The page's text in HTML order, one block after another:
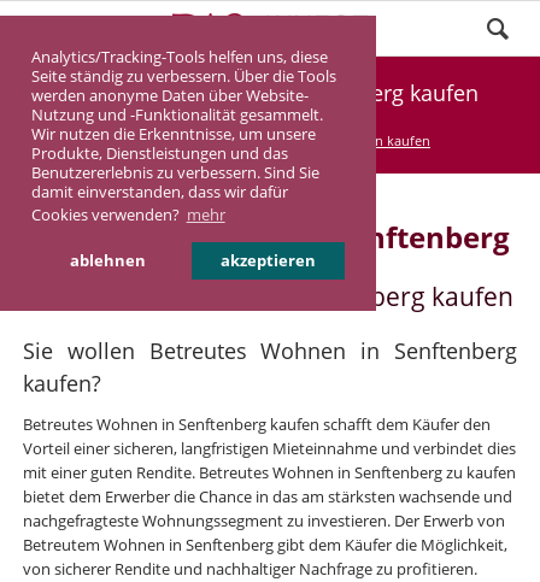
Analytics/Tracking-Tools helfen uns, diese
Seite ständig zu verbessern. Über die Tools
werden anonyme Daten über Website-
Nutzung und -Funktionalität gesammelt.
Wir nutzen die Erkenntnisse, um unsere
Produkte, Dienstleistungen und das
Benutzererlebnis zu verbessern. Sind Sie
damit einverstanden, dass wir dafür
Cookies verwenden? mehr
ablehnen akzeptieren
Betreutes Wohnen in Senftenberg kaufen
DASINVEST Service Betreutes Wohnen kaufen
Betreutes Wohnen in Senftenberg
Betreutes Wohnen in Senftenberg kaufen
Sie wollen Betreutes Wohnen in Senftenberg
kaufen?
Betreutes Wohnen in Senftenberg kaufen schafft dem Käufer den
Vorteil einer sicheren, langfristigen Mieteinnahme und verbindet dies
mit einer guten Rendite. Betreutes Wohnen in Senftenberg zu kaufen
bietet dem Erwerber die Chance in das am stärksten wachsende und
nachgefragteste Wohnungssegment zu investieren. Der Erwerb von
Betreutem Wohnen in Senftenberg gibt dem Käufer die Möglichkeit,
von sicherer Rendite und nachhaltiger Nachfrage zu profitieren.